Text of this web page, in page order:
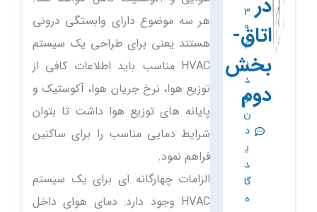
در
اتاق-
بخش
دوم
3
9
6
ب
د
و
ن
د
ی
د
گا
ه
هر سه موضوع دارای وابستگی درونی
هستند یعنی برای طراحی یک سیستم
HVAC مناسب باید اطلاعات کافی از
توزیع هوا، نرخ جریان هوا، آکوستیک و
پایانه های توزیع هوا داشت تا بتوان
شرایط دمایی مناسب را برای ساکنین
فراهم نمود.
الزامات چهارگانه ای برای یک سیستم
HVAC وجود دارد: دمای هوای داخل